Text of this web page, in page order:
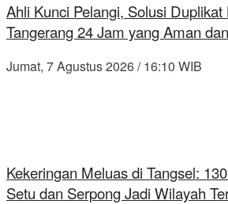
Ahli Kunci Pelangi, Solusi Duplikat
Tangerang 24 Jam yang Aman
Jumat, 7 Agustus 2026 / 16:10 WIB
Kekeringan Meluas di Tangsel:
Setu dan Serpong Jadi Wilayah